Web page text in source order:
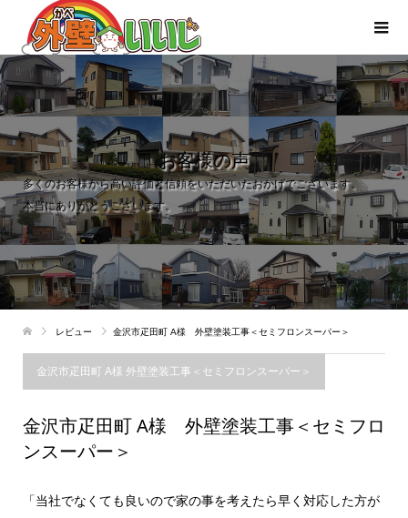
お客様の声
多くのお客様から高い評価と信頼をいただいたおかげでございます。
本当にありがとうございます。
レビュー 金沢市疋田町 A様 外壁塗装工事＜セミフロンスーパー＞
金沢市疋田町 A様 外壁塗装工事＜セミフロンスーパー＞
金沢市疋田町 A様 外壁塗装工事＜セミフロ
ンスーパー＞
「当社でなくても良いので家の事を考えたら早く対応した方が